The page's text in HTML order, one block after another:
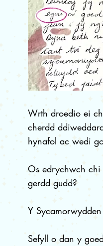
Wrth droedio ei
cherdd
hynafol ac wedi
Os edrychwch
gerdd gudd?
Y Sycamorwydden
Sefyll o dan y